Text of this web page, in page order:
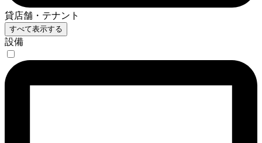
貸店舗・テナント
すべて表示する
設備